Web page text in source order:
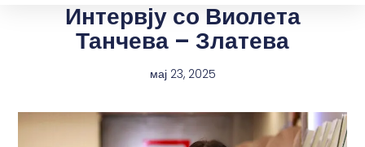
Интервју со Виолета
Танчева – Златева
мај 23, 2025